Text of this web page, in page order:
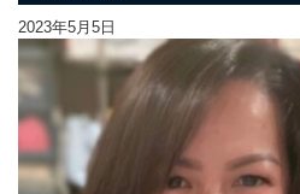
2023年5月5日